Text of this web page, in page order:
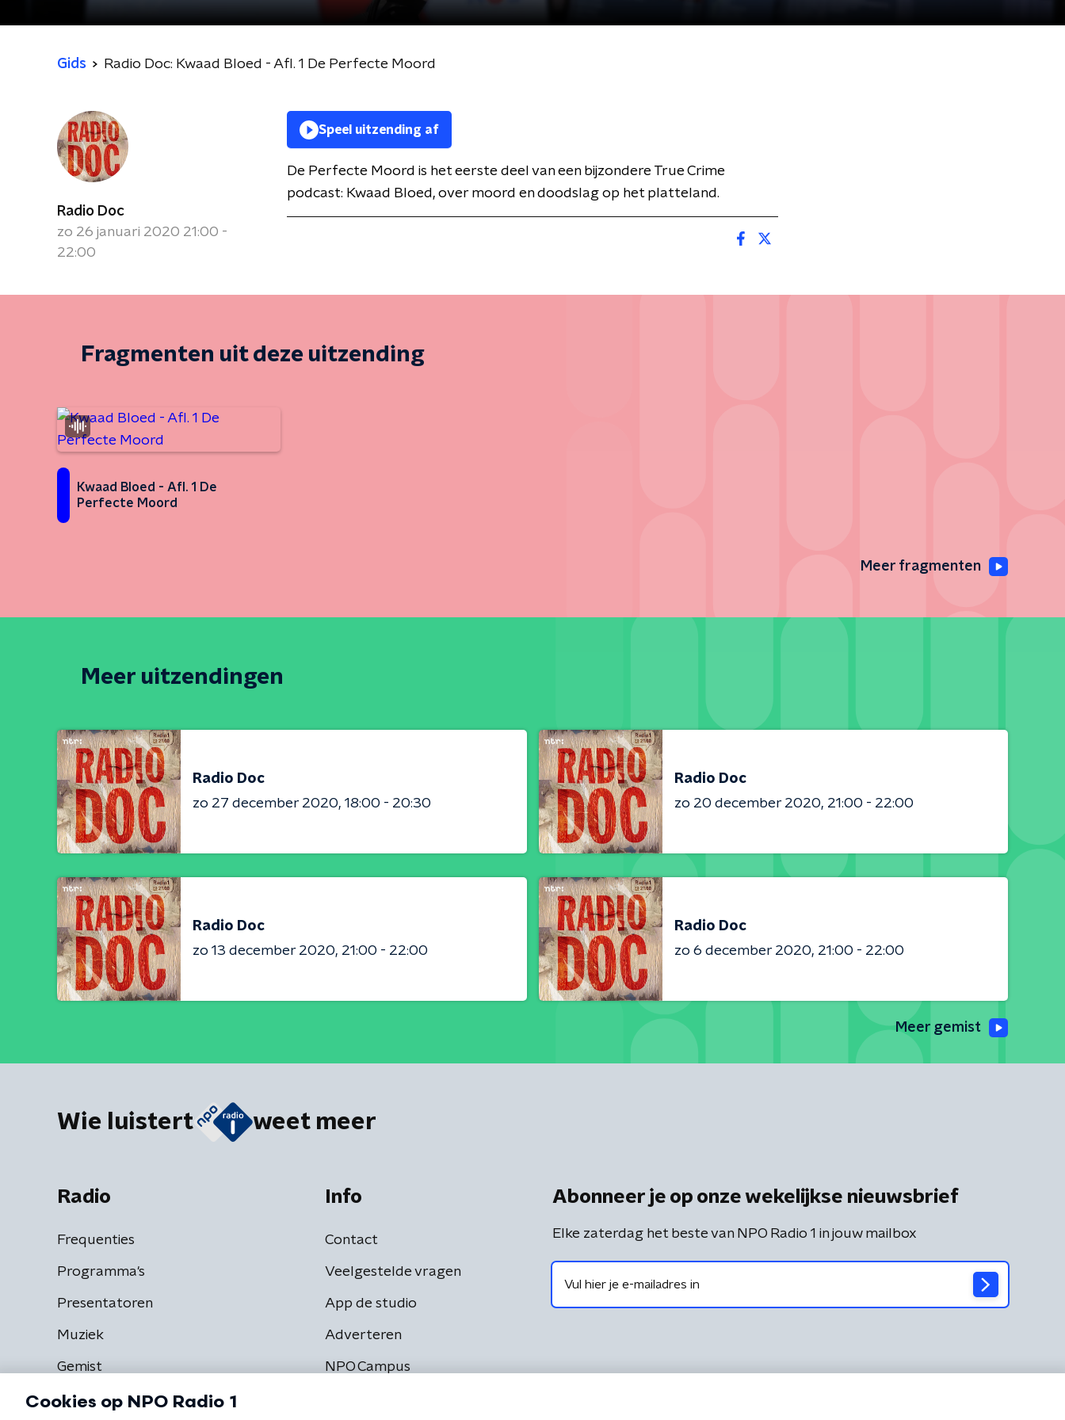
Gids Radio Doc: Kwaad Bloed - Afl. 1 De Perfecte Moord
Radio Doc
zo 26 januari 2020 21:00 -
22:00
Speel uitzending af
De Perfecte Moord is het eerste deel van een bijzondere True Crime
podcast: Kwaad Bloed, over moord en doodslag op het platteland.
Fragmenten uit deze uitzending
Kwaad Bloed - Afl. 1 De
Perfecte Moord
Meer fragmenten
Meer uitzendingen
Radio Doc
zo 27 december 2020 18:00 - 20:30
Radio Doc
zo 20 december 2020 21:00 - 22:00
Radio Doc
zo 13 december 2020 21:00 - 22:00
Radio Doc
zo 6 december 2020 21:00 - 22:00
Meer gemist
Wie luistert weet meer
Radio
Frequenties
Programma's
Presentatoren
Muziek
Gemist
Info
Contact
Veelgestelde vragen
App de studio
Adverteren
NPO Campus
Abonneer je op onze wekelijkse nieuwsbrief
Elke zaterdag het beste van NPO Radio 1 in jouw mailbox